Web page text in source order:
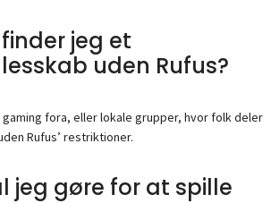
jeg et
uden Rufus?
fora, eller lokale grupper, hvor folk deler
Rufus’ restriktioner.
jeg gøre for at spille